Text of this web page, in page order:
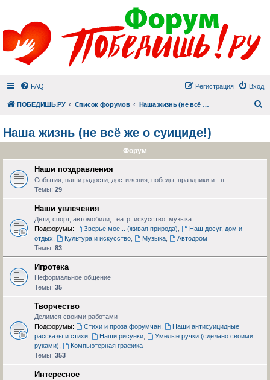
FAQ Вход
Регистрация
ПОБЕДИШЬ.РУ Список форумов Наша жизнь (не всё же о суициде!)
Наша жизнь (не всё же о суициде!)
Форум
Наши поздравления
События, наши радости, достижения, победы, праздники и т.п.
Темы: 29
Наши увлечения
Дети, спорт, автомобили, театр, искусство, музыка
Подфорумы:
Зверье мое... (живая природа)
Наш досуг, дом и
отдых
Культура и искусство, Музыка,
Автодром
Темы: 83
Игротека
Неформальное общение
Темы: 35
Творчество
Делимся своими работами
Подфорумы:
Стихи и проза форумчан,
Наши антисуицидные
рассказы и стихи
Наши рисунки,
Умелые ручки (сделано своими
руками)
Компьютерная графика
Темы: 353
Интересное